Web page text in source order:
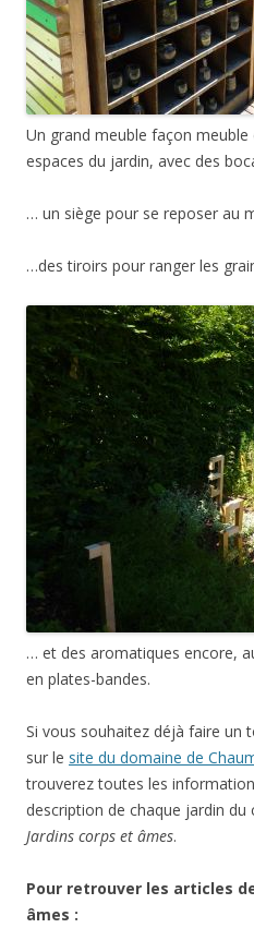
Un grand meuble façon meuble
espaces du jardin, avec des
… un siège pour se reposer au
…des tiroirs pour ranger les
… et des aromatiques encore,
en plates-bandes.
Si vous souhaitez déjà faire un
sur le site du domaine de
trouverez toutes les
description de chaque jardin
Jardins corps et âmes.
Pour retrouver les articles
âmes :